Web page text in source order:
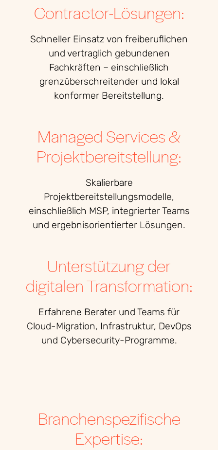
Contractor-Lösungen:
Schneller Einsatz von freiberuflichen
und vertraglich gebundenen
Fachkräften – einschließlich
grenzüberschreitender und lokal
konformer Bereitstellung.
Managed Services &
Projektbereitstellung:
Skalierbare
Projektbereitstellungsmodelle,
einschließlich MSP, integrierter Teams
und ergebnisorientierter Lösungen.
Unterstützung der
digitalen Transformation:
Erfahrene Berater und Teams für
Cloud-Migration, Infrastruktur, DevOps
und Cybersecurity-Programme.
Branchenspezifische
Expertise: